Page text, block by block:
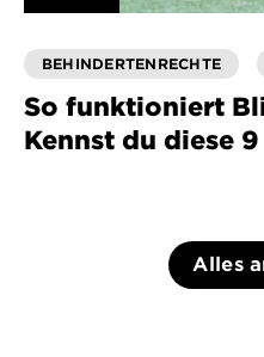
BEHINDERTENRECHTE
So funktioniert
Kennst du diese
Alles